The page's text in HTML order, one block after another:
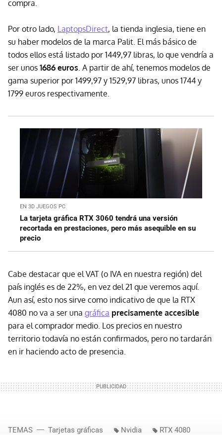
compra.
Por otro lado, LaptopsDirect, la tienda inglesia, tiene en
su haber modelos de la marca Palit. El más básico de
todos ellos está listado por 1449,97 libras, lo que vendría a
ser unos 1686 euros . A partir de ahí, tenemos modelos de
gama superior por 1499,97 y 1529,97 libras, unos 1744 y
1799 euros respectivamente.
EN 3D JUEGOS PC
La tarjeta gráfica RTX 3060 tendrá una versión
recortada en prestaciones, pero más asequible en su
precio
Cabe destacar que el VAT (o IVA en nuestra región) del
país inglés es de 22%, en vez del 21 que veremos aquí.
Aun así, esto nos sirve como indicativo de que la RTX
4080 no va a ser una gráfica precisamente accesible
para el comprador medio. Los precios en nuestro
territorio todavía no están confirmados, pero no tardarán
en ir haciendo acto de presencia.
TEMAS Tarjetas gráficas Nvidia RTX 4080